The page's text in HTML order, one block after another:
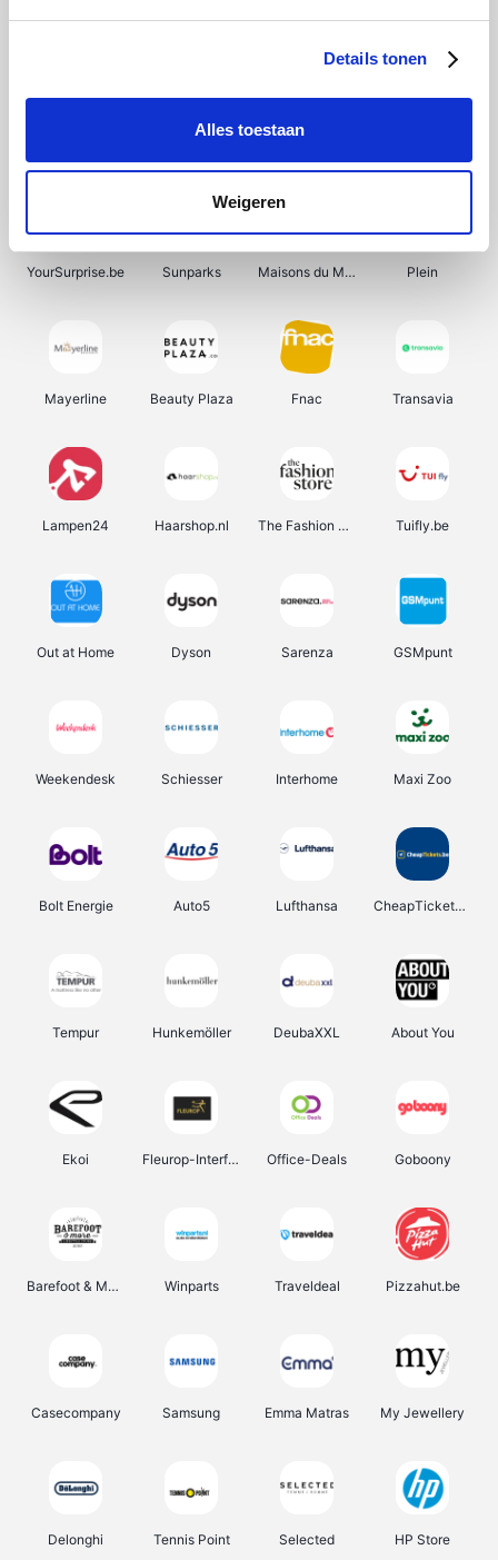
Details tonen
Alles toestaan
Weigeren
Bergfreunde Shein Pazzox Manutan
YourSurprise.be Sunparks Maisons du Monde Plein
Mayerline Beauty Plaza Fnac Transavia
Lampen24 Haarshop.nl The Fashion Store Tuifly.be
Out at Home Dyson Sarenza GSMpunt
Weekendesk Schiesser Interhome Maxi Zoo
Bolt Energie Auto5 Lufthansa CheapTickets.be
Tempur Hunkemöller DeubaXXL About You
Ekoi Fleurop-Interflora Office-Deals Goboony
Barefoot & More Winparts Traveldeal Pizzahut.be
Casecompany Samsung Emma Matras My Jewellery
Delonghi Tennis Point Selected HP Store